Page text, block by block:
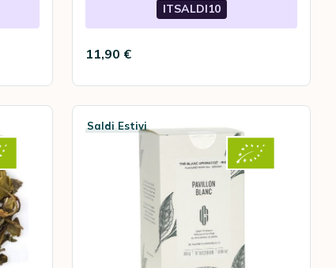
ITSALDI10
11,90 €
Saldi Estivi